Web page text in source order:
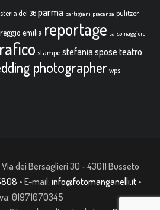
del 36parma partigiani piacenza pulitzer
reggio emilia reportage salsomaggiore
stampe stefania spose teatro
photographer wps
dei Bersaglieri 30 - 43011 Busseto
• E-mail: info@fotomanganelli.it •
01971070345